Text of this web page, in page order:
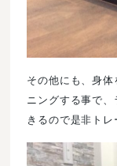
その他にも、身
ニングする事で
きるので是非トレ